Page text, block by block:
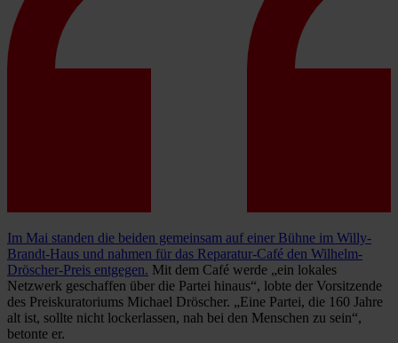
Im Mai standen die beiden gemeinsam auf einer Bühne im Willy-
Brandt-Haus und nahmen für das Reparatur-Café den Wilhelm-
Dröscher-Preis entgegen. Mit dem Café werde „ein lokales
Netzwerk geschaffen über die Partei hinaus“, lobte der Vorsitzende
des Preiskuratoriums Michael Dröscher. „Eine Partei, die 160 Jahre
alt ist, sollte nicht lockerlassen, nah bei den Menschen zu sein“,
betonte er.